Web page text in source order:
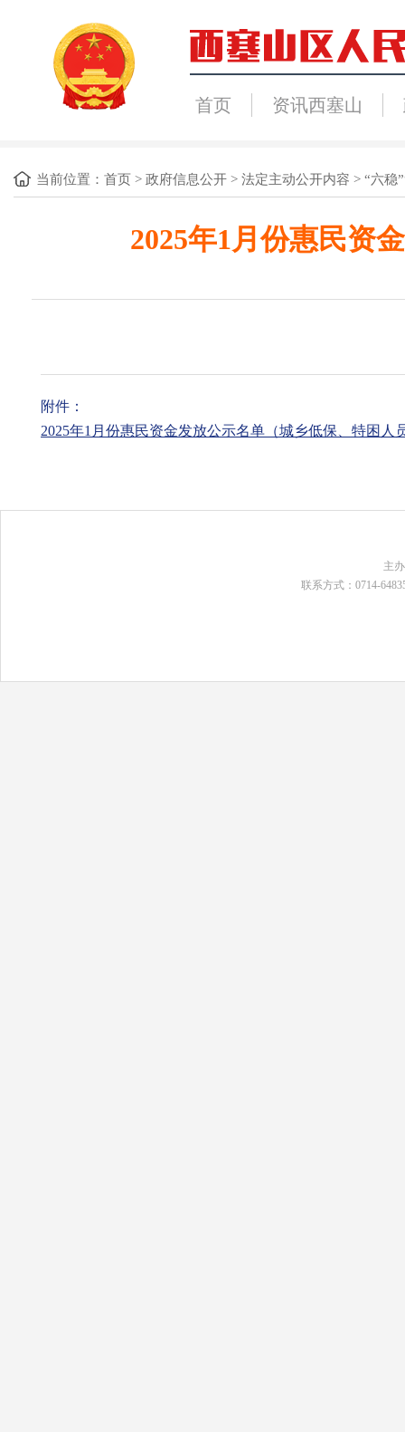
首页 资讯西塞山
当前位置： 首页 > 政府信息公开 > 法定主动公开内容 > “六稳
2025年1月份惠民资
附件：
2025年1月份惠民资金发放公示名单（城乡低保、特困人
主
联系方式：0714-